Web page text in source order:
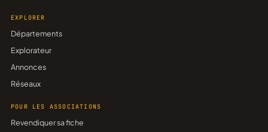
EXPLORER
Départements
Explorateur
Annonces
Réseaux
POUR LES ASSOCIATIONS
Revendiquer sa fiche